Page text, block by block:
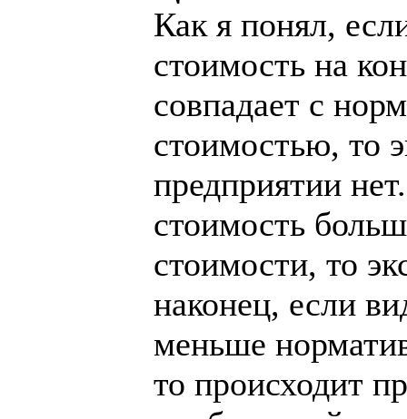
Как я понял,
стоимость на
совпадает с
стоимостью, то
предприятии
стоимость
стоимости, то
наконец, если
меньше
то происходит